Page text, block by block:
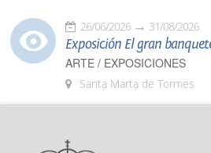
26/06/2026 31/08/2026
Exposición El gran
ARTE / EXPOSICIONES
Santa Marta de Tormes